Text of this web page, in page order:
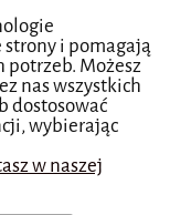
DNIA
0,00 zł
i pomagają
potrzeb. Możesz
nas wszystkich
dostosować
wybierając
w naszej